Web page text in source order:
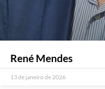
René Mendes
13 de janeiro de 2026